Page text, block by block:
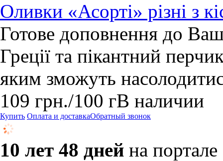
Оливки «Асорті» різні з
Готове доповнення до
Греції та пікантний
яким зможуть
109 грн./100 гВ наличии
Купить Оплата и доставкаОбратный звонок
10 лет 48 дней на портале